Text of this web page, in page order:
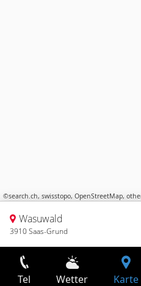
©search.ch, swisstopo, OpenStreetMap,
Wasuwald
3910 Saas-Grund
Tel Wetter Karte